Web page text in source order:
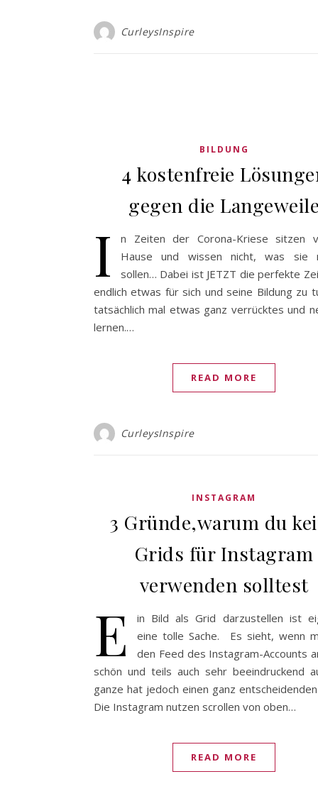
CurleysInspire
BILDUNG
4 kostenfreie
gegen die
I
n Zeiten der Corona-Kriese sitzen
Hause und wissen nicht, was sie
sollen… Dabei ist JETZT die perfekte
endlich etwas für sich und seine Bildung zu
tatsächlich mal etwas ganz verrücktes und
lernen.…
READ MORE
CurleysInspire
INSTAGRAM
3 Gründe,warum du
Grids für Instagram
verwenden solltest
E
in Bild als Grid darzustellen ist
eine tolle Sache. Es sieht, wenn
den Feed des Instagram-Accounts
schön und teils auch sehr beeindruckend
ganze hat jedoch einen ganz
Die Instagram nutzen scrollen von oben…
READ MORE